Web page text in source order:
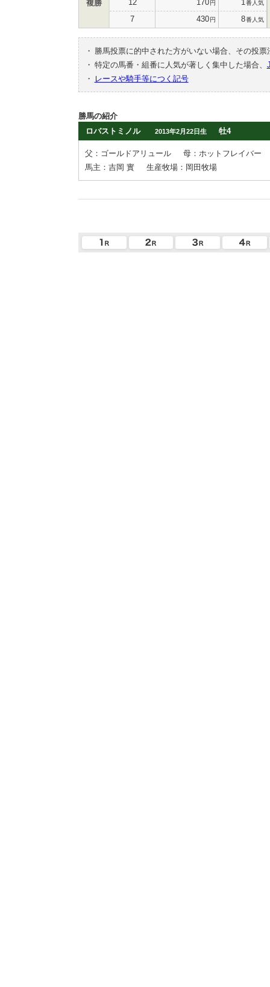
複勝 12 170円 1 番人気
7 430円 8番人気
・
勝馬投票に的中された方がいない場合、その投
・ 特定の馬番・組番に人気が著しく集中した場合、
・
レースや騎手等につく記号
勝馬の紹介
ロバストミノル
2013年2月22日生 牡4
父：ゴールドアリュール
母：ホットフレイバー
馬主：吉岡 實
生産牧場：岡田牧場